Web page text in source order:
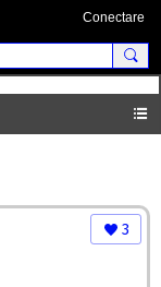
Conectare
3